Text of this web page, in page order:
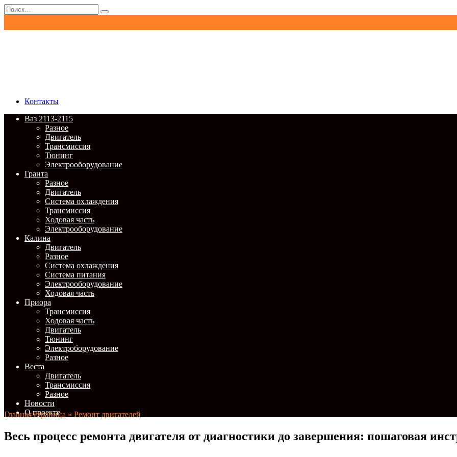
Перейти
к
Search
for:
Контакты
Ваз 2113-2115
Разное
Двигатель
Трансмиссия
Тюнинг
Электрооборудование
Гранта
Разное
Двигатель
Система охлаждения
Трансмиссия
Ходовая часть
Электрооборудование
Калина
Двигатель
Разное
Система охлаждения
Система питания
Электрооборудование
Ходовая часть
Приора
Трансмиссия
Ходовая часть
Двигатель
Тюнинг
Электроборудование
Разное
Веста
Двигатель
Трансмиссия
Разное
Новости
О проекте
Главная страница » Ремонт двигателей
Весь процесс ремонта двигателя от диагностики до завершения: пошаговая